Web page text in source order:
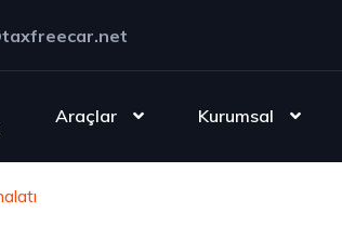
Araçlar Kurumsal